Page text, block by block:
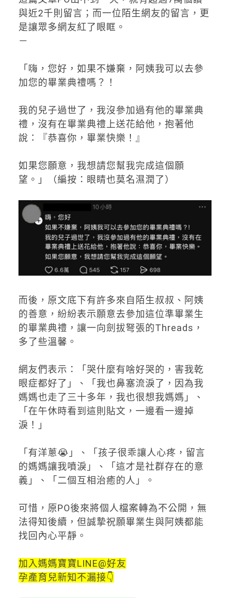
與近2千則留言；而一位陌生網友的留言，更
是讓眾多網友紅了眼眶。
－
「嗨，您好，如果不嫌棄，阿姨我可以去參
加您的畢業典禮嗎？！
我的兒子過世了，我沒參加過有他的畢業典
禮，沒有在畢業典禮上送花給他，抱著他
說：『恭喜你，畢業快樂！』
如果您願意，我想請您幫我完成這個願
望。」（編按：眼睛也莫名濕潤了）
而後，原文底下有許多來自陌生叔叔、阿姨
的善意，紛紛表示願意去參加這位準畢業生
的畢業典禮，讓一向劍拔弩張的Threads，
多了些溫馨。
網友們表示：「哭什麼有啥好哭的，害我乾
眼症都好了」、「我也鼻塞流淚了，因為我
媽媽也走了三十多年，我也很想我媽媽」、
「在午休時看到這則貼文，一邊看一邊掉
淚！」
「有洋蔥😭」、「孩子很乖讓人心疼，留言
的媽媽讓我噴淚」、「這才是社群存在的意
義」、「二個互相治癒的人」。
可惜，原PO後來將個人檔案轉為不公開，無
法得知後續，但誠摯祝願畢業生與阿姨都能
找回內心平靜。
加入媽媽寶寶LINE@好友
孕產育兒新知不漏接👇